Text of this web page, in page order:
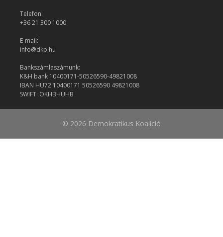
Telefon:
+36 21 300 1000
E-mail:
info@dkp.hu
Bankszámlaszámunk:
K&H bank 10400171-50526590-49821008
IBAN HU72 10400171 50526590 49821008
SWIFT: OKHBHUHB
© 2026 Demokratikus Koalíció